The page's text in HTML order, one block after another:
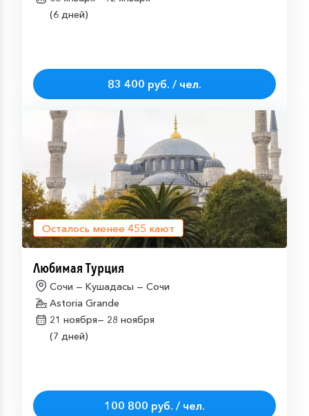
(6 дней)
83 400 руб. / чел.
Осталось менее 455 кают
Любимая Турция
Сочи — Кушадасы — Сочи
Astoria Grande
21 ноября— 28 ноября
(7 дней)
100 800 руб. / чел.